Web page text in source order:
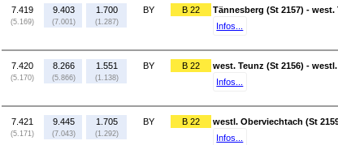
7.419
(5.169)
9.403
(7.001)
1.700
(1.287)
BY B 22
Tännesberg (St 2157) - west.
Infos...
7.420
(5.170)
8.266
(5.866)
1.551
(1.138)
BY B 22
west. Teunz (St 2156) -
Infos...
7.421
(5.171)
9.445
(7.043)
1.705
(1.292)
BY B 22
westl. Oberviechtach (St
Infos...